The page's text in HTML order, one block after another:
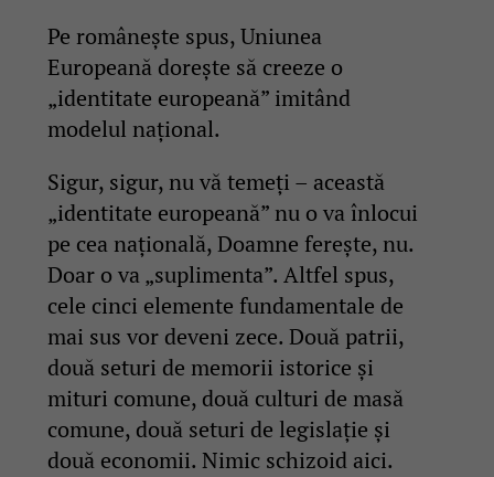
Pe românește spus, Uniunea
Europeană dorește să creeze o
„identitate europeană” imitând
modelul național.
Sigur, sigur, nu vă temeți – această
„identitate europeană” nu o va înlocui
pe cea națională, Doamne ferește, nu.
Doar o va „suplimenta”. Altfel spus,
cele cinci elemente fundamentale de
mai sus vor deveni zece. Două patrii,
două seturi de memorii istorice și
mituri comune, două culturi de masă
comune, două seturi de legislație și
două economii. Nimic schizoid aici.